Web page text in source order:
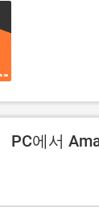
PC에서